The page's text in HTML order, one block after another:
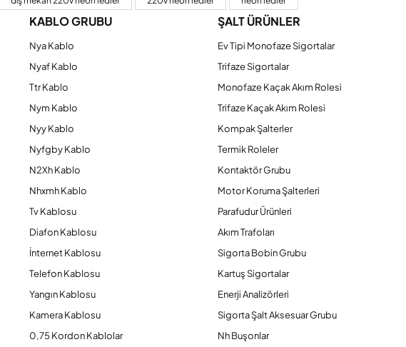
KABLO GRUBU
Nya Kablo
Nyaf Kablo
Ttr Kablo
Nym Kablo
Nyy Kablo
Nyfgby Kablo
N2Xh Kablo
Nhxmh Kablo
Tv Kablosu
Diafon Kablosu
İnternet Kablosu
Telefon Kablosu
Yangın Kablosu
Kamera Kablosu
0,75 Kordon Kablolar
ŞALT ÜRÜNLER
Ev Tipi Monofaze Sigortalar
Trifaze Sigortalar
Monofaze Kaçak Akım Rolesi
Trifaze Kaçak Akım Rolesi
Kompak Şalterler
Termik Roleler
Kontaktör Grubu
Motor Koruma Şalterleri
Parafudur Ürünleri
Akım Trafoları
Sigorta Bobin Grubu
Kartuş Sigortalar
Enerji Analizörleri
Sigorta Şalt Aksesuar Grubu
Nh Buşonlar